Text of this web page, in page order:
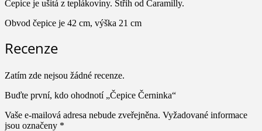
Čepice je ušitá z teplákoviny. Střih od Caramilly.
Obvod čepice je 42 cm, výška 21 cm
Recenze
Zatím zde nejsou žádné recenze.
Buďte první, kdo ohodnotí „Čepice Černinka“
Vaše e-mailová adresa nebude zveřejněna. Vyžadované informace
jsou označeny *